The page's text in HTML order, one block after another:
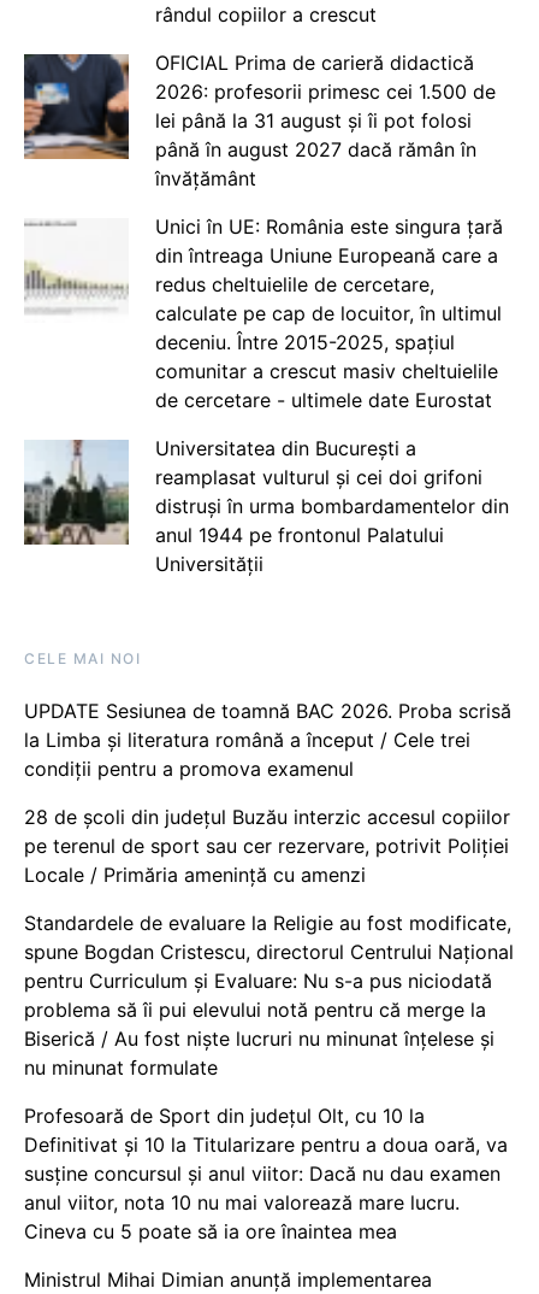
rândul copiilor a crescut
OFICIAL Prima de carieră didactică
2026: profesorii primesc cei 1.500 de
lei până la 31 august și îi pot folosi
până în august 2027 dacă rămân în
învățământ
Unici în UE: România este singura țară
din întreaga Uniune Europeană care a
redus cheltuielile de cercetare,
calculate pe cap de locuitor, în ultimul
deceniu. Între 2015-2025, spațiul
comunitar a crescut masiv cheltuielile
de cercetare - ultimele date Eurostat
Universitatea din București a
reamplasat vulturul și cei doi grifoni
distruși în urma bombardamentelor din
anul 1944 pe frontonul Palatului
Universității
CELE MAI NOI
UPDATE Sesiunea de toamnă BAC 2026. Proba scrisă
la Limba și literatura română a început / Cele trei
condiții pentru a promova examenul
28 de școli din județul Buzău interzic accesul copiilor
pe terenul de sport sau cer rezervare, potrivit Poliției
Locale / Primăria amenință cu amenzi
Standardele de evaluare la Religie au fost modificate,
spune Bogdan Cristescu, directorul Centrului Național
pentru Curriculum și Evaluare: Nu s-a pus niciodată
problema să îi pui elevului notă pentru că merge la
Biserică / Au fost niște lucruri nu minunat înțelese și
nu minunat formulate
Profesoară de Sport din județul Olt, cu 10 la
Definitivat și 10 la Titularizare pentru a doua oară, va
susține concursul și anul viitor: Dacă nu dau examen
anul viitor, nota 10 nu mai valorează mare lucru.
Cineva cu 5 poate să ia ore înaintea mea
Ministrul Mihai Dimian anunță implementarea